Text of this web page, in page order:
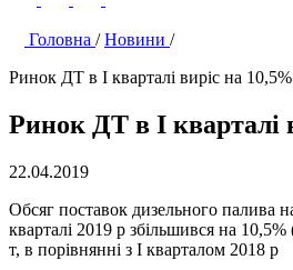
Головна / Новини /
Ринок ДТ в І кварталі виріс на 10,5%
Ринок ДТ в І кварталі
22.04.2019
Обсяг поставок дизельного палива
кварталі 2019 р збільшився на
т, в порівнянні з І кварталом 2018 р